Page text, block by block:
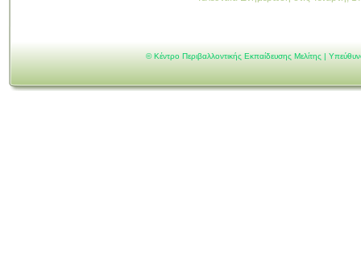
© Κέντρο Περιβαλλοντικής Εκπαίδευσης Μελίτης |